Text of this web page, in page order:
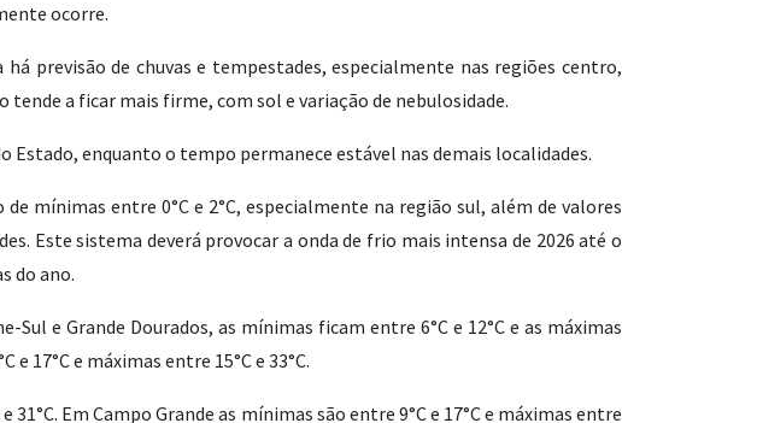
ocorre.
previsão de chuvas e tempestades, especialmente nas regiões centro,
a ficar mais firme, com sol e variação de nebulosidade.
enquanto o tempo permanece estável nas demais localidades.
mínimas entre 0°C e 2°C, especialmente na região sul, além de valores
Este sistema deverá provocar a onda de frio mais intensa de 2026 até o
do ano.
e Grande Dourados, as mínimas ficam entre 6°C e 12°C e as máximas
17°C e máximas entre 15°C e 33°C.
Em Campo Grande as mínimas são entre 9°C e 17°C e máximas entre